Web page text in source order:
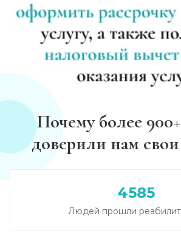
Почему более
доверили нам
4585
Людей прошли